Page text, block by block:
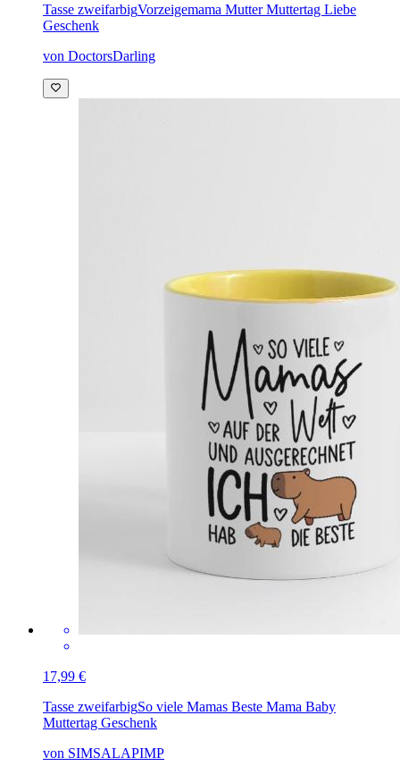
Tasse zweifarbigVorzeigemama Mutter Muttertag Liebe
Geschenk
von DoctorsDarling
17,99 €
Tasse zweifarbigSo viele Mamas Beste Mama Baby
Muttertag Geschenk
von SIMSALAPIMP